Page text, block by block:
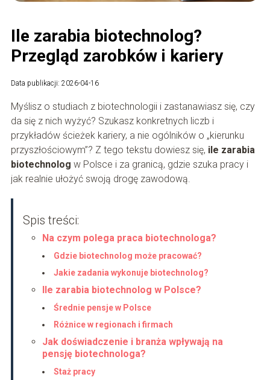
Ile zarabia biotechnolog?
Przegląd zarobków i kariery
Data publikacji: 2026-04-16
Myślisz o studiach z biotechnologii i zastanawiasz się, czy
da się z nich wyżyć? Szukasz konkretnych liczb i
przykładów ścieżek kariery, a nie ogólników o „kierunku
przyszłościowym”? Z tego tekstu dowiesz się, ile zarabia
biotechnolog w Polsce i za granicą, gdzie szuka pracy i
jak realnie ułożyć swoją drogę zawodową.
Spis treści:
Na czym polega praca biotechnologa?
Gdzie biotechnolog może pracować?
Jakie zadania wykonuje biotechnolog?
Ile zarabia biotechnolog w Polsce?
Średnie pensje w Polsce
Różnice w regionach i firmach
Jak doświadczenie i branża wpływają na
pensję biotechnologa?
Staż pracy